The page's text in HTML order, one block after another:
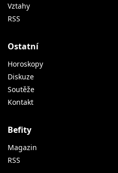
Vztahy
RSS
Ostatní
Horoskopy
Diskuze
Soutěže
Kontakt
Befity
Magazin
RSS